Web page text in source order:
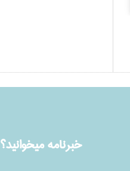
خبرنامه ميخوانيد؟